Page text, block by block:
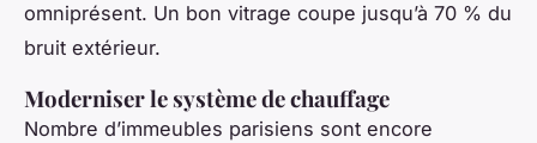
omniprésent. Un bon vitrage coupe jusqu’à 70 % du
bruit extérieur.
Moderniser le système de chauffage
Nombre d’immeubles parisiens sont encore